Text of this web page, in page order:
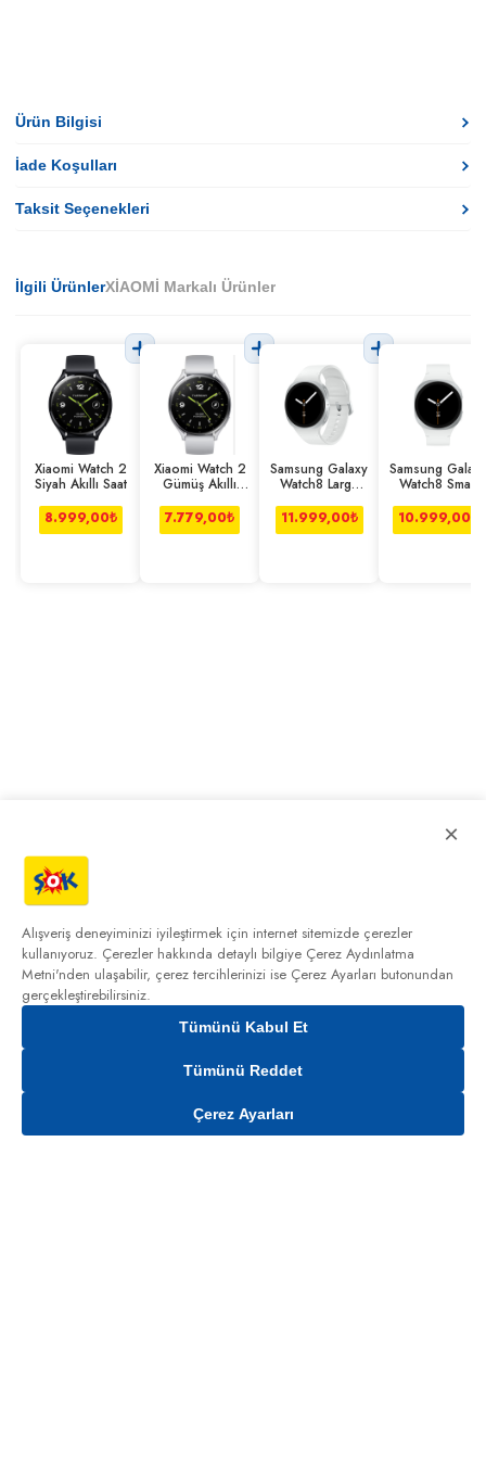
Gelince Haber Ver
Ürün Bilgisi
İade Koşulları
Taksit Seçenekleri
İlgili ÜrünlerXİAOMİ Markalı Ürünler
Xiaomi Watch 2
Siyah Akıllı Saat
8.999,00₺
Xiaomi Watch 2
Gümüş Akıllı
7.779,00₺
Samsung Galaxy
Watch8 Large
11.999,00₺
Samsung Galaxy
Watch8 Small
10.999,00
×
Alışveriş deneyiminizi iyileştirmek için internet sitemizde çerezler
kullanıyoruz. Çerezler hakkında detaylı bilgiye Çerez Aydınlatma
Metni'nden ulaşabilir, çerez tercihlerinizi ise Çerez Ayarları butonundan
gerçekleştirebilirsiniz.
Tümünü Kabul Et
Tümünü Reddet
Çerez Ayarları